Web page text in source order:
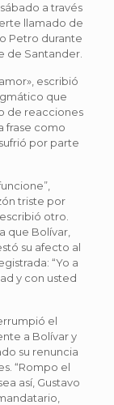
a través
llamado de
Petro durante
de Santander.
escribió
que
de reacciones
frase como
por parte
triste por
otro.
que Bolívar,
su afecto al
“Yo a
y con usted
el
a Bolívar y
su renuncia
“Rompo el
así, Gustavo